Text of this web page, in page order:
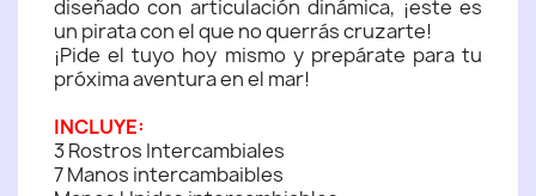
diseñado con articulación dinámica, ¡este es
un pirata con el que no querrás cruzarte!
¡Pide el tuyo hoy mismo y prepárate para tu
próxima aventura en el mar!
INCLUYE:
3 Rostros Intercambiales
7 Manos intercambaibles